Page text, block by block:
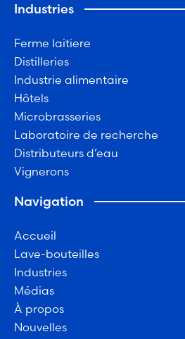
Industries
Ferme laitiere
Distilleries
Industrie alimentaire
Hôtels
Microbrasseries
Laboratoire de recherche
Distributeurs d’eau
Vignerons
Navigation
Accueil
Lave-bouteilles
Industries
Médias
À propos
Nouvelles